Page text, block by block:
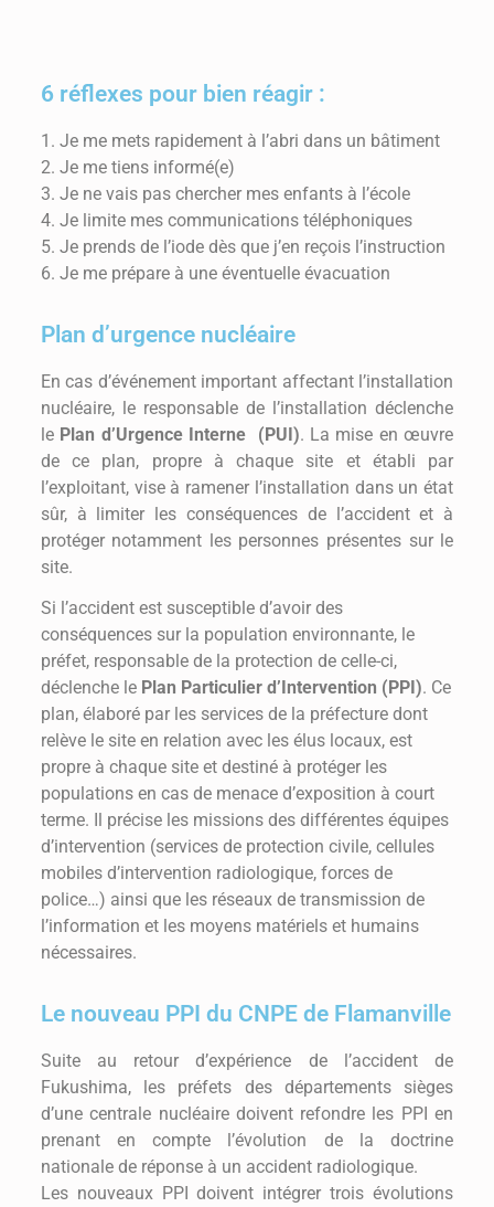
6 réflexes pour bien réagir :
1. Je me mets rapidement à l’abri dans un bâtiment
2. Je me tiens informé(e)
3. Je ne vais pas chercher mes enfants à l’école
4. Je limite mes communications téléphoniques
5. Je prends de l’iode dès que j’en reçois l’instruction
6. Je me prépare à une éventuelle évacuation
Plan d’urgence nucléaire
En cas d’événement important affectant l’installation
nucléaire, le responsable de l’installation déclenche
le Plan d’Urgence Interne (PUI). La mise en œuvre
de ce plan, propre à chaque site et établi par
l’exploitant, vise à ramener l’installation dans un état
sûr, à limiter les conséquences de l’accident et à
protéger notamment les personnes présentes sur le
site.
Si l’accident est susceptible d’avoir des
conséquences sur la population environnante, le
préfet, responsable de la protection de celle-ci,
déclenche le Plan Particulier d’Intervention (PPI). Ce
plan, élaboré par les services de la préfecture dont
relève le site en relation avec les élus locaux, est
propre à chaque site et destiné à protéger les
populations en cas de menace d’exposition à court
terme. Il précise les missions des différentes équipes
d’intervention (services de protection civile, cellules
mobiles d’intervention radiologique, forces de
police…) ainsi que les réseaux de transmission de
l’information et les moyens matériels et humains
nécessaires.
Le nouveau PPI du CNPE de Flamanville
Suite au retour d’expérience de l’accident de
Fukushima, les préfets des départements sièges
d’une centrale nucléaire doivent refondre les PPI en
prenant en compte l’évolution de la doctrine
nationale de réponse à un accident radiologique.
Les nouveaux PPI doivent intégrer trois évolutions